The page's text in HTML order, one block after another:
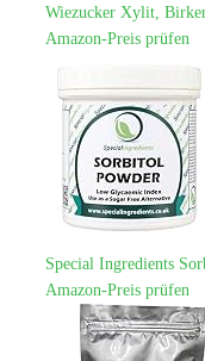
Wiezucker Xylit,
Amazon-Preis prüfen
Special Ingredients
Amazon-Preis prüfen